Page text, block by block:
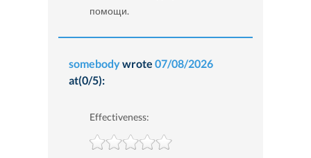
помощи.
somebodywrote 07/08/2026
at(0/5):
Effectiveness: